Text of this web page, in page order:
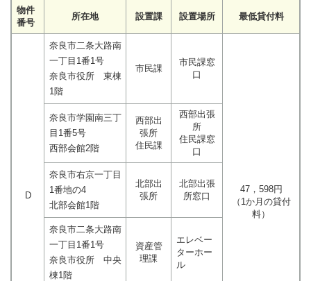
物件
番号
所在地 設置課 設置場所 最低貸付料
D
奈良市二条大路南
一丁目1番1号
奈良市役所 東棟
1階
市民課
市民課窓
口
47，598円
（1か月の貸付
料）
奈良市学園南三丁
目1番5号
西部会館2階
西部出
張所
住民課
西部出張
所
住民課窓
口
奈良市右京一丁目
1番地の4
北部会館1階
北部出
張所
北部出張
所窓口
奈良市二条大路南
一丁目1番1号
奈良市役所 中央
棟1階
資産管
理課
エレベー
ターホー
ル